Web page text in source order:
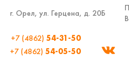
г. Орел, ул. Герцена, д. 20Б
+7 (4862) 54-31-50
+7 (4862) 54-05-50